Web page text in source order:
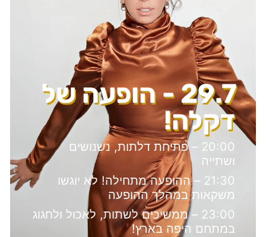
29.7 - הופעה של
דקלה!
20:00 – פתיחת דלתות, נשנושים
ושתייה
21:30 – ההופעה מתחילה! לא יוגשו
משקאות במהלך ההופעה
23:00 – ממשיכים לשתות, לאכול ולחגוג
במתחם היפה בארץ!